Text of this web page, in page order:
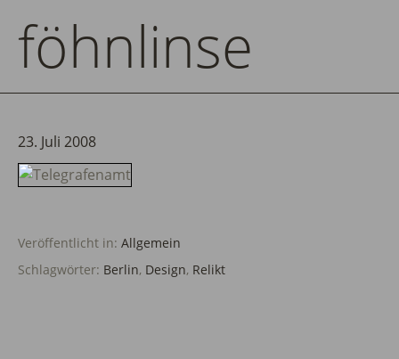
föhnlinse
23. Juli 2008
Veröffentlicht in: Allgemein
Schlagwörter: Berlin, Design, Relikt